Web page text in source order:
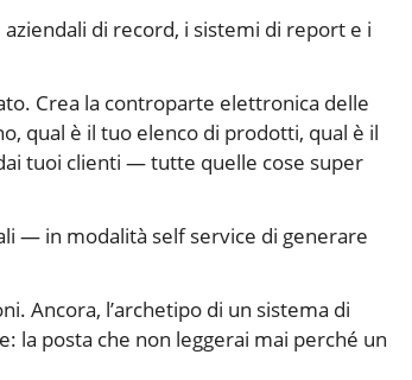
di record, i sistemi di report e i
Crea la controparte elettronica delle
qual è il tuo elenco di prodotti, qual è il
tuoi clienti — tutte quelle cose super
— in modalità self service di generare
Ancora, l’archetipo di un sistema di
posta che non leggerai mai perché un